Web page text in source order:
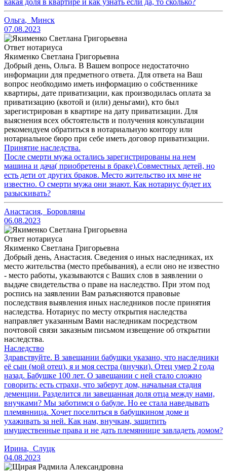
какая доля в квартире и как узнать если да, то сколько?
Ольга, Минск
07.08.2023
Ответ нотариуса
Якименко Светлана Григорьевна
Добрый день, Ольга. В Вашем вопросе недостаточно
информации для предметного ответа. Для ответа на Ваш
вопрос необходимо иметь информацию о собственнике
квартиры, дате приватизации, как производилась оплата за
приватизацию (квотой и (или) деньгами), кто был
зарегистрирован в квартире на дату приватизации. Для
выяснения всех обстоятельств и получения консультации
рекомендуем обратиться в нотариальную контору или
нотариальное бюро при себе иметь договор приватизации.
Принятие наследства.
После смерти мужа остались зарегистрированы на нем
машина и дача( приобретены в браке).Совместных детей, но
есть дети от других браков. Место жительство их мне не
известно. О смерти мужа они знают. Как нотариус будет их
разыскивать?
Анастасия, Боровляны
06.08.2023
Ответ нотариуса
Якименко Светлана Григорьевна
Добрый день, Анастасия. Сведения о иных наследниках, их
место жительства (место пребывания), а если оно не известно
- место работы, указываются с Ваших слов в заявлении о
выдаче свидетельства о праве на наследство. При этом под
роспись на заявлении Вам разъясняются правовые
последствия выявления иных наследников после принятия
наследства. Нотариус по месту открытия наследства
направляет указанным Вами наследникам посредством
почтовой связи заказным письмом извещение об открытии
наследства.
Наследство
Здравствуйте. В завещании бабушки указано, что наследники
её сын (мой отец), я и моя сестра (внучки). Отец умер 2 года
назад. Бабушке 100 лет. О завещании с ней стало сложно
говорить: есть страхи, что заберут дом, начальная стадия
деменции. Разделится ли завещанная доля отца между нами,
внучками? Мы заботимся о бабуле. Но ее стала наведывать
племянница. Хочет поселиться в бабушкином доме и
ухаживать за ней. Как нам, внучкам, защитить
имущественные права и не дать племяннице завладеть домом?
Ирина, Слуцк
04.08.2023